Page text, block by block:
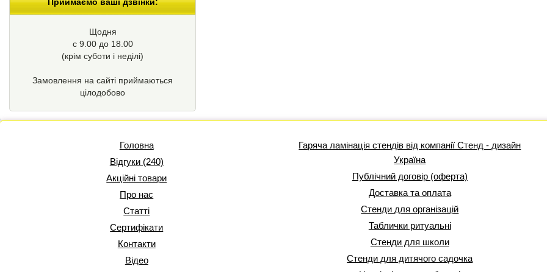
Приймаємо ваші дзвінки:
Щодня
с 9.00 до 18.00
(крім суботи і неділі)
Замовлення на сайті приймаються
цілодобово
Головна
Відгуки (240)
Акційні товари
Про нас
Статті
Сертифікати
Контакти
Відео
Гаряча ламінація стендів від компанії Стенд - дизайн
Україна
Публічний договір (оферта)
Доставка та оплата
Стенди для організацій
Таблички ритуальні
Стенди для школи
Стенди для дитячого садочка